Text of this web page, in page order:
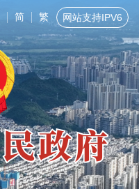
简 繁 网站支持IPV6